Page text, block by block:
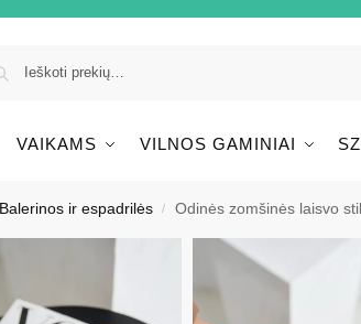
VAIKAMS VILNOS GAMINIAI
Balerinos ir espadrilės / Odinės zomšinės laisvo